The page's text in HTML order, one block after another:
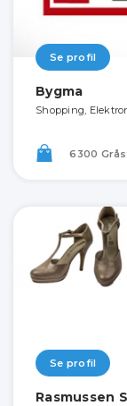
Se profil
Bygma
Shopping,
6300
Se profil
Rasmussen